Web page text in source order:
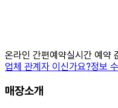
온라인 간편예약실시간 예약
업체 관계자 이신가요?정보
매장소개